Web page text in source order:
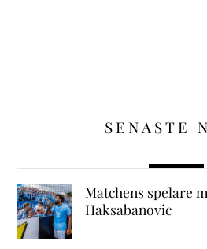
SENASTE
Matchens spelare
Haksabanovic